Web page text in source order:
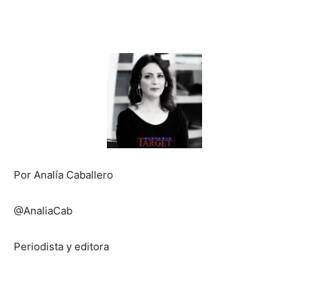
Por Analía Caballero
@AnaliaCab
Periodista y editora